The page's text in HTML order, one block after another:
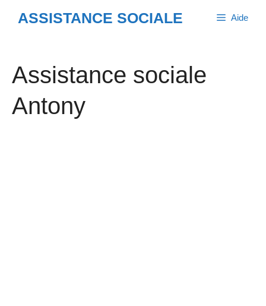
ASSISTANCE SOCIALE Aide
Assistance sociale
Antony